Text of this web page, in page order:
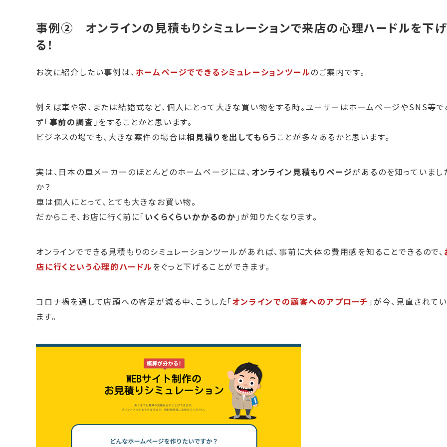
事例② オンラインの見積もりシミュレーションで来店の心理ハードルを下げ
る！
お次に紹介したい事例は、 ホームページでできるシミュレーションツールのご案内です。
例えば車や家、または結婚式など、個人にとって大きな買い物をする時。ユーザーはホームページやSNS等
ず「事前の調査 」をすることかと思います。
ビジネスの場でも、大きな案件の場合は相見積りを出してもらう ことが多々あるかと思います。
実は、日本の車メーカーのほとんどのホームページには、 オンライン見積もりページがあるのを知っていまし
か？
車は個人にとって、とても大きなお買い物。
だからこそ、お店に行く前に「いくらくらいかかるのか 」が知りたくなります。
オンラインでできる見積もりのシミュレーションツールがあれば、事前に大体の費用感を知ることできるので、
店に行くという心理的ハードルをぐっと下げることができます。
コロナ禍を通して店頭への客足が減る中、こうした「オンラインでの顧客へのアプローチ 」が今、見直されて
ます。